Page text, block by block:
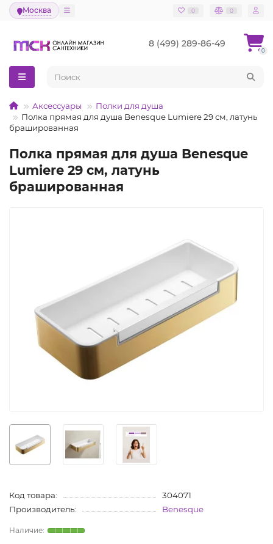
Москва 0 0
8 (499) 289-86-49
0
Аксессуары
Полки для душа
Полка прямая для душа Benesque Lumiere 29 см, латунь
брашированная
Полка прямая для душа Benesque
Lumiere 29 см, латунь
брашированная
Код товара:
304071
Производитель:
Benesque